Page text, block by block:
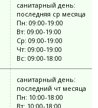
санитарный день:
последняя ср месяца
Пн: 09:00-19:00
Вт: 09:00-19:00
Ср: 09:00-19:00
Чт: 09:00-19:00
Вс: 09:00-18:00
санитарный день:
последний чт месяца
Пн: 10:00-18:00
Вт: 10:00-18:00